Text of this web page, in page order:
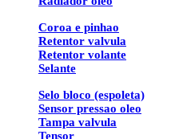
Coroa e pinhao
Retentor valvula
Retentor volante
Selante
Selo bloco (espoleta)
Sensor pressao oleo
Tampa valvula
Tensor